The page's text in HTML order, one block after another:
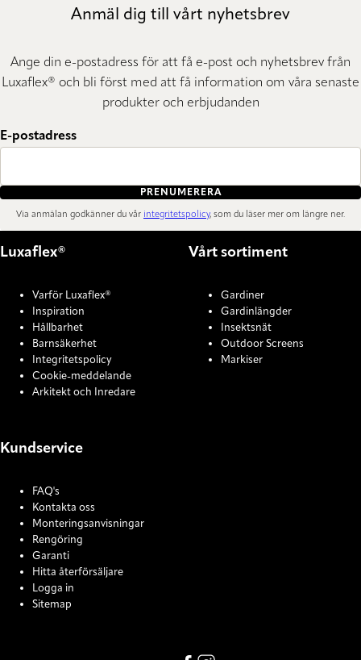
Anmäl dig till vårt nyhetsbrev
Ange din e-postadress för att få e-post och nyhetsbrev från
Luxaflex® och bli först med att få information om våra senaste
produkter och erbjudanden
E-postadress
PRENUMERERA
Via anmälan godkänner du vår integritetspolicy, som du läser mer om längre ner.
Luxaflex®
Varför Luxaflex®
Inspiration
Hållbarhet
Barnsäkerhet
Integritetspolicy
Cookie-meddelande
Arkitekt och Inredare
Vårt sortiment
Gardiner
Gardinlängder
Insektsnät
Outdoor Screens
Markiser
Kundservice
FAQ's
Kontakta oss
Monteringsanvisningar
Rengöring
Garanti
Hitta återförsäljare
Logga in
Sitemap